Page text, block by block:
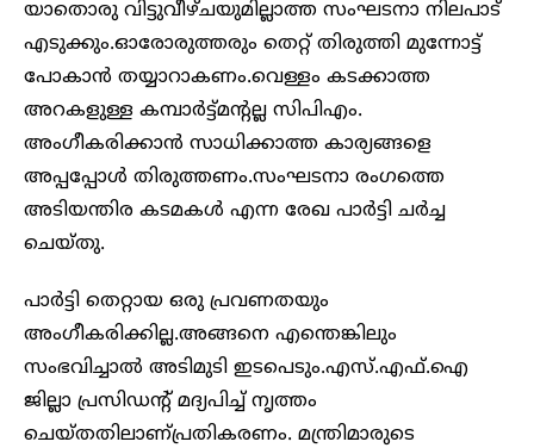
യാതൊരു വിട്ടുവീഴ്ചയുമില്ലാത്ത സംഘടനാ നിലപാട്
എടുക്കും.ഓരോരുത്തരും തെറ്റ് തിരുത്തി മുന്നോട്ട്
പോകാൻ തയ്യാറാകണം.വെള്ളം കടക്കാത്ത
അറകളുള്ള കമ്പാർട്ട്മൻ്റല്ല സിപിഎം.
അംഗീകരിക്കാൻ സാധിക്കാത്ത കാര്യങ്ങളെ
അപ്പപ്പോൾ തിരുത്തണം.സംഘടനാ രംഗത്തെ
അടിയന്തിര കടമകൾ എന്ന രേഖ പാര്‍ട്ടി ചർച്ച
ചെയ്തു.
പാർട്ടി തെറ്റായ ഒരു പ്രവണതയും
അംഗീകരിക്കില്ല.അങ്ങനെ എന്തെങ്കിലും
സംഭവിച്ചാൽ അടിമുടി ഇടപെടും.എസ്.എഫ്.ഐ
ജില്ലാ പ്രസിഡൻ്റ് മദ്യപിച്ച് നൃത്തം
ചെയ്തതിലാണ്പ്രതികരണം. മന്ത്രിമാരുടെ